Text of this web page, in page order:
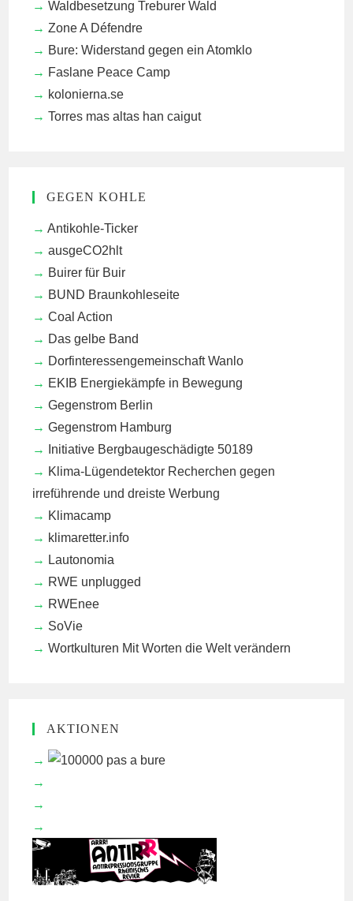
Waldbesetzung Treburer Wald
Zone A Défendre
Bure: Widerstand gegen ein Atomklo
Faslane Peace Camp
kolonierna.se
Torres mas altas han caigut
GEGEN KOHLE
Antikohle-Ticker
ausgeCO2hlt
Buirer für Buir
BUND Braunkohleseite
Coal Action
Das gelbe Band
Dorfinteressengemeinschaft Wanlo
EKIB Energiekämpfe in Bewegung
Gegenstrom Berlin
Gegenstrom Hamburg
Initiative Bergbaugeschädigte 50189
Klima-Lügendetektor Recherchen gegen
irreführende und dreiste Werbung
Klimacamp
klimaretter.info
Lautonomia
RWE unplugged
RWEnee
SoVie
Wortkulturen Mit Worten die Welt verändern
AKTIONEN